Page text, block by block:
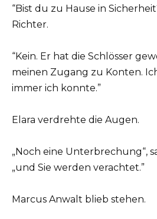
“Bist du zu Hause in
Richter.
“Kein. Er hat die Schlösser
meinen Zugang zu Konten.
immer ich konnte.”
Elara verdrehte die Augen.
„Noch eine Unterbrechung“,
„und Sie werden verachtet.”
Marcus Anwalt blieb stehen.